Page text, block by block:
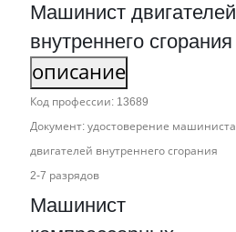
Машинист двигателей
внутреннего сгорания
описание
Код профессии: 13689
Документ: удостоверение машиниста
двигателей внутреннего сгорания
2‑7 разрядов
Машинист